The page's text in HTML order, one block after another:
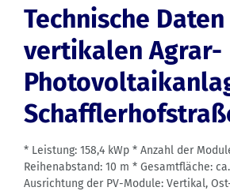
Technische
vertikalen Agrar-
* Leistung: 158,4 kWp * Anzahl der
Reihenabstand: 10 m * Gesamtfläche:
Ausrichtung der PV-Module: Vertikal,